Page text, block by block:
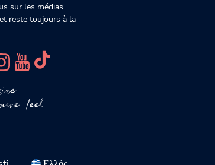
sur les médias
reste toujours à la
feel